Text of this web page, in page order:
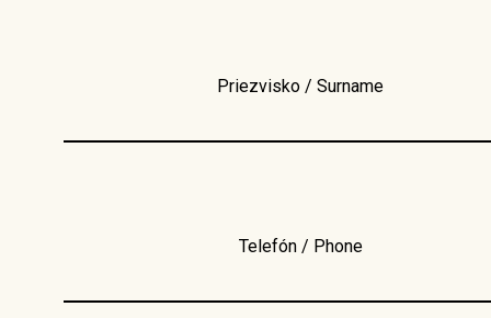
Priezvisko / Surname
Telefón / Phone